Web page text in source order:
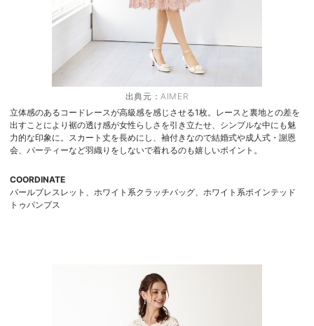
出典元： AIMER
立体感のあるコードレースが高級感を感じさせる1枚。レースと裏地との差を
出すことにより裾の透け感が女性らしさを引き立たせ、シンプルな中にも魅
力的な印象に。スカート丈を長めにし、袖付きなので結婚式や成人式・謝恩
会、パーティーなど羽織りをしないで着れるのも嬉しいポイント。
COORDINATE
パールブレスレット、ホワイト系クラッチバッグ、ホワイト系ポインテッド
トゥパンプス